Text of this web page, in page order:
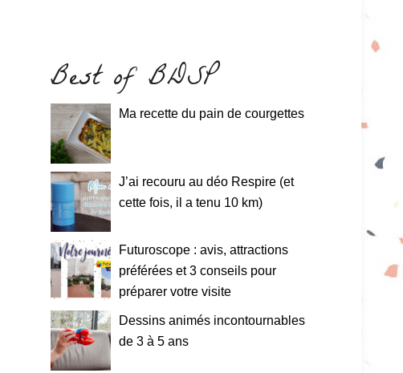
Best of BDSP
Ma recette du pain de courgettes
J’ai recouru au déo Respire (et
cette fois, il a tenu 10 km)
Futuroscope : avis, attractions
préférées et 3 conseils pour
préparer votre visite
Dessins animés incontournables
de 3 à 5 ans